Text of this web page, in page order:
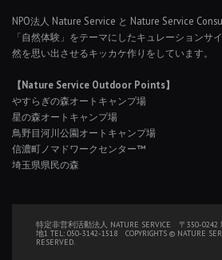
NPO法人 Nature Service と Nature Service
「自然体験」をテーマにしたキュレーションサ
然を思い出させるキッカケ作りをしています。
【Nature Service Outdoor Points】
やすらぎの森オートキャンプ場
星の森オートキャンプ場
鳥野目河川公園オートキャンプ場
信濃町ノマドワークセンター™
埼玉県県民の森
特定非営利活動法人 NATURE SERVICE 〒350-
地1 TEL: 050-3142-1518 COPYRIGHTS © NATURE
RESERVED.